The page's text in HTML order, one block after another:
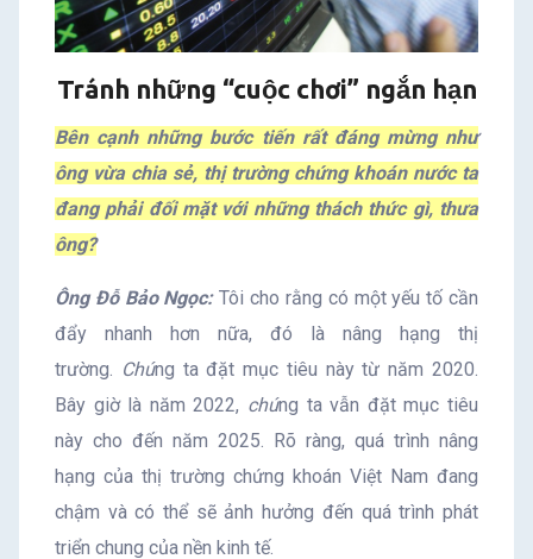
Tránh những “cuộc chơi” ngắn hạn
Bên cạnh những bước tiến rất đáng mừng như
ông vừa chia sẻ, thị trường chứng khoán nước ta
đang phải đối mặt với những thách thức gì, thưa
ông?
Ông Đỗ Bảo Ngọc:Tôi cho rằng có một yếu tố cần
đẩy nhanh hơn nữa, đó là nâng hạng thị
trường.
Chúng ta đặt mục tiêu này từ năm 2020.
Bây giờ là năm 2022, chúng ta vẫn đặt mục tiêu
này cho đến năm 2025. Rõ ràng, quá trình nâng
hạng của thị trường chứng khoán Việt Nam đang
chậm và có thể sẽ ảnh hưởng đến quá trình phát
triển chung của nền kinh tế.